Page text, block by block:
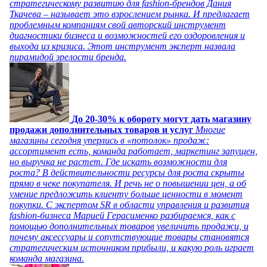
стратегическому развитию для fashion-брендов Дания
Ткачева – называет это взрослением рынка. И предлагает
проблемным компаниям свой авторский инструмент
диагностики бизнеса и возможностей его оздоровления и
выхода из кризиса. Этот инструмент эксперт назвала
пирамидой зрелости бренда.
До 20-30% к обороту могут дать магазину
продажи дополнительных товаров и услуг Многие
магазины сегодня уперлись в «потолок» продаж:
ассортимент есть, команда работает, маркетинг запущен,
но выручка не растет. Где искать возможности для
роста? В действительности ресурсы для роста скрыты
прямо в чеке покупателя. И речь не о повышении цен, а об
умение предложить клиенту больше ценности в момент
покупки. С экспертом SR в области управления и развития
fashion-бизнеса Марией Герасименко разбираемся, как с
помощью дополнительных товаров увеличить продажи, и
почему аксессуары и сопутствующие товары становятся
стратегическим источником прибыли, и какую роль играет
команда магазина.